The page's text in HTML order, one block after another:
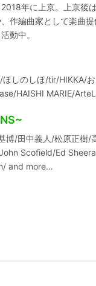
年に上京。上京後
作編曲家として楽曲
動中。
しのしほ/tir/HIKKA/
HAISHI MARIE/
博/田中義人/松原正樹/
Scofield/Ed
and more…